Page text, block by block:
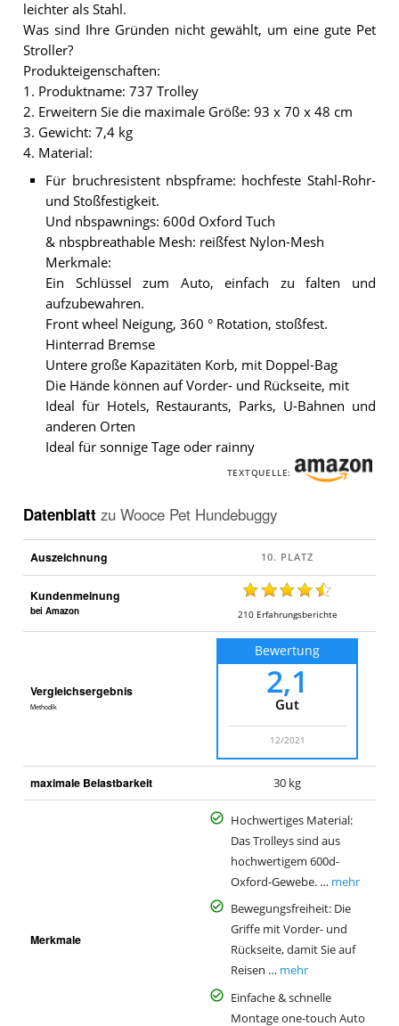
leichter als Stahl.
Was sind Ihre Gründen nicht gewählt, um eine gute Pet
Stroller?
Produkteigenschaften:
1. Produktname: 737 Trolley
2. Erweitern Sie die maximale Größe: 93 x 70 x 48 cm
3. Gewicht: 7,4 kg
4. Material:
Für bruchresistent nbspframe: hochfeste Stahl-Rohr-
und Stoßfestigkeit.
Und nbspawnings: 600d Oxford Tuch
& nbspbreathable Mesh: reißfest Nylon-Mesh
Merkmale:
Ein Schlüssel zum Auto, einfach zu falten und
aufzubewahren.
Front wheel Neigung, 360 ° Rotation, stoßfest.
Hinterrad Bremse
Untere große Kapazitäten Korb, mit Doppel-Bag
Die Hände können auf Vorder- und Rückseite, mit
Ideal für Hotels, Restaurants, Parks, U-Bahnen und
anderen Orten
Ideal für sonnige Tage oder rainny
TEXTQUELLE:
Datenblatt zu Wooce Pet Hundebuggy
Auszeichnung
Kundenmeinung
bei Amazon 210 Erfahrungsberichte
Vergleichsergebnis
Methodik
Bewertung
2,1
Gut
12/2021
maximale Belastbarkeit 30 kg
Merkmale
Hochwertiges Material:
Das Trolleys sind aus
hochwertigem 600d-
Oxford-Gewebe. … mehr
Bewegungsfreiheit: Die
Griffe mit Vorder- und
Rückseite, damit Sie auf
Reisen … mehr
Einfache & schnelle
Montage one-touch Auto